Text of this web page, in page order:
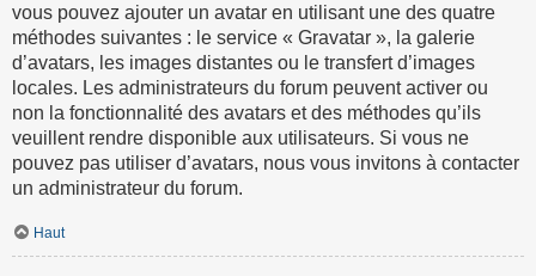
vous pouvez ajouter un avatar en utilisant une des quatre
méthodes suivantes : le service « Gravatar », la galerie
d’avatars, les images distantes ou le transfert d’images
locales. Les administrateurs du forum peuvent activer ou
non la fonctionnalité des avatars et des méthodes qu’ils
veuillent rendre disponible aux utilisateurs. Si vous ne
pouvez pas utiliser d’avatars, nous vous invitons à contacter
un administrateur du forum.
Haut